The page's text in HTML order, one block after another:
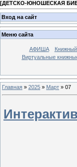
[ДЕТСКО-ЮНОШЕСКАЯ
Вход на сайт
Меню сайта
АФИША
Виртуальные
Главная » 2025 » Март » 07